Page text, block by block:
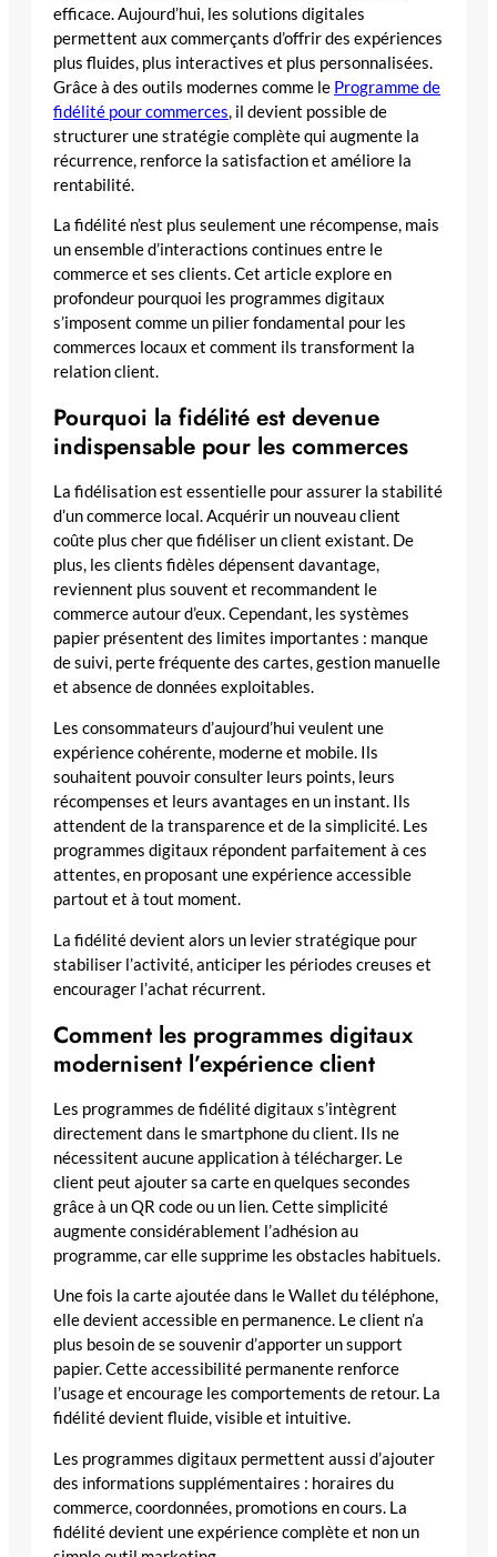
efficace. Aujourd’hui, les solutions digitales
permettent aux commerçants d’offrir des expériences
plus fluides, plus interactives et plus personnalisées.
Grâce à des outils modernes comme le Programme de
fidélité pour commerces, il devient possible de
structurer une stratégie complète qui augmente la
récurrence, renforce la satisfaction et améliore la
rentabilité.
La fidélité n’est plus seulement une récompense, mais
un ensemble d’interactions continues entre le
commerce et ses clients. Cet article explore en
profondeur pourquoi les programmes digitaux
s’imposent comme un pilier fondamental pour les
commerces locaux et comment ils transforment la
relation client.
Pourquoi la fidélité est devenue
indispensable pour les commerces
La fidélisation est essentielle pour assurer la stabilité
d’un commerce local. Acquérir un nouveau client
coûte plus cher que fidéliser un client existant. De
plus, les clients fidèles dépensent davantage,
reviennent plus souvent et recommandent le
commerce autour d’eux. Cependant, les systèmes
papier présentent des limites importantes : manque
de suivi, perte fréquente des cartes, gestion manuelle
et absence de données exploitables.
Les consommateurs d’aujourd’hui veulent une
expérience cohérente, moderne et mobile. Ils
souhaitent pouvoir consulter leurs points, leurs
récompenses et leurs avantages en un instant. Ils
attendent de la transparence et de la simplicité. Les
programmes digitaux répondent parfaitement à ces
attentes, en proposant une expérience accessible
partout et à tout moment.
La fidélité devient alors un levier stratégique pour
stabiliser l’activité, anticiper les périodes creuses et
encourager l’achat récurrent.
Comment les programmes digitaux
modernisent l’expérience client
Les programmes de fidélité digitaux s’intègrent
directement dans le smartphone du client. Ils ne
nécessitent aucune application à télécharger. Le
client peut ajouter sa carte en quelques secondes
grâce à un QR code ou un lien. Cette simplicité
augmente considérablement l’adhésion au
programme, car elle supprime les obstacles habituels.
Une fois la carte ajoutée dans le Wallet du téléphone,
elle devient accessible en permanence. Le client n’a
plus besoin de se souvenir d’apporter un support
papier. Cette accessibilité permanente renforce
l’usage et encourage les comportements de retour. La
fidélité devient fluide, visible et intuitive.
Les programmes digitaux permettent aussi d’ajouter
des informations supplémentaires : horaires du
commerce, coordonnées, promotions en cours. La
fidélité devient une expérience complète et non un